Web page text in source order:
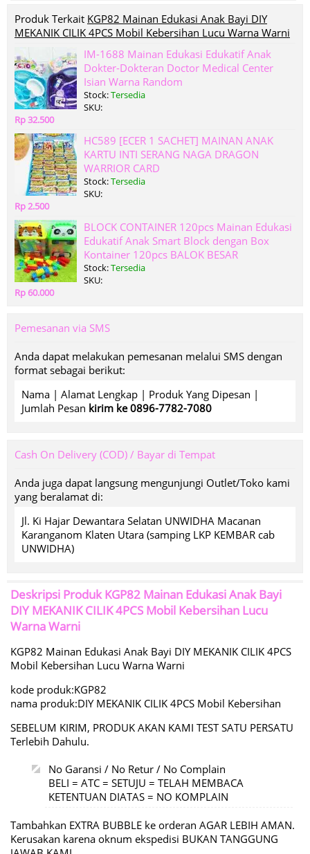
Produk Terkait KGP82 Mainan Edukasi Anak Bayi DIY
MEKANIK CILIK 4PCS Mobil Kebersihan Lucu Warna Warni
IM-1688 Mainan Edukasi Edukatif Anak
Dokter-Dokteran Doctor Medical Center
Isian Warna Random
Stock:Tersedia
SKU:
Rp 32.500
HC589 [ECER 1 SACHET] MAINAN ANAK
KARTU INTI SERANG NAGA DRAGON
WARRIOR CARD
Stock:Tersedia
SKU:
Rp 2.500
BLOCK CONTAINER 120pcs Mainan Edukasi
Edukatif Anak Smart Block dengan Box
Kontainer 120pcs BALOK BESAR
Stock:Tersedia
SKU:
Rp 60.000
Pemesanan via SMS
Anda dapat melakukan pemesanan melalui SMS dengan
format sebagai berikut:
Nama | Alamat Lengkap | Produk Yang Dipesan |
Jumlah Pesan kirim ke 0896-7782-7080
Cash On Delivery (COD) / Bayar di Tempat
Anda juga dapat langsung mengunjungi Outlet/Toko kami
yang beralamat di:
Jl. Ki Hajar Dewantara Selatan UNWIDHA Macanan
Karanganom Klaten Utara (samping LKP KEMBAR cab
UNWIDHA)
Deskripsi ProdukKGP82 Mainan Edukasi Anak Bayi
DIY MEKANIK CILIK 4PCS Mobil Kebersihan Lucu
Warna Warni
KGP82 Mainan Edukasi Anak Bayi DIY MEKANIK CILIK 4PCS
Mobil Kebersihan Lucu Warna Warni
kode produk:KGP82
nama produk:DIY MEKANIK CILIK 4PCS Mobil Kebersihan
SEBELUM KIRIM, PRODUK AKAN KAMI TEST SATU PERSATU
Terlebih Dahulu.
No Garansi / No Retur / No Complain
BELI = ATC = SETUJU = TELAH MEMBACA
KETENTUAN DIATAS = NO KOMPLAIN
Tambahkan EXTRA BUBBLE ke orderan AGAR LEBIH AMAN.
Kerusakan karena oknum ekspedisi BUKAN TANGGUNG